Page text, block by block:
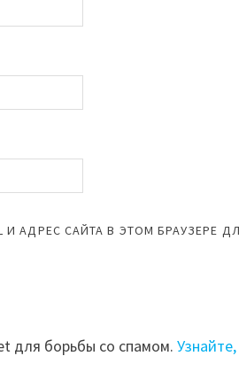
И АДРЕС САЙТА В ЭТОМ БРАУЗЕРЕ
для борьбы со спамом.